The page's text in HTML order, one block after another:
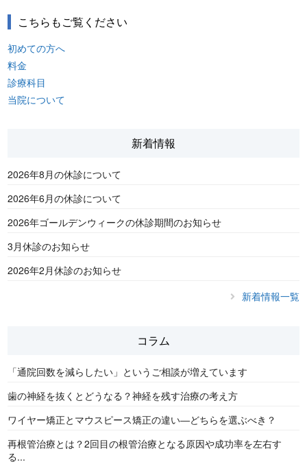
こちらもご覧ください
初めての方へ
料金
診療科目
当院について
新着情報
2026年8月の休診について
2026年6月の休診について
2026年ゴールデンウィークの休診期間のお知らせ
3月休診のお知らせ
2026年2月休診のお知らせ
新着情報一覧
コラム
「通院回数を減らしたい」というご相談が増えています
歯の神経を抜くとどうなる？神経を残す治療の考え方
ワイヤー矯正とマウスピース矯正の違い―どちらを選ぶべき？
再根管治療とは？2回目の根管治療となる原因や成功率を左右す
る...